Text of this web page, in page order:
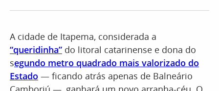
A cidade de Itapema, considerada a
“queridinha” do litoral catarinense e dona do
segundo metro quadrado mais valorizado do
Estado — ficando atrás apenas de Balneário